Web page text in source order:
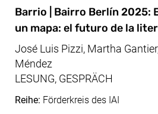
Okt, 06.10.2025
Barrio | Bairro Berlín 2025:
un mapa: el futuro de la
José Luis Pizzi, Martha
Méndez
LESUNG, GESPRÄCH
Reihe: Förderkreis des IAI